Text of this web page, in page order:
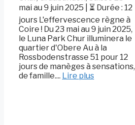
mai au 9 juin 2025 | ⏳ Durée : 12
jours L'effervescence règne à
Coire ! Du 23 mai au 9 juin 2025,
le Luna Park Chur illuminera le
quartier d'Obere Au à la
Rossbodenstrasse 51 pour 12
jours de manèges à sensations,
de famille.... Lire plus